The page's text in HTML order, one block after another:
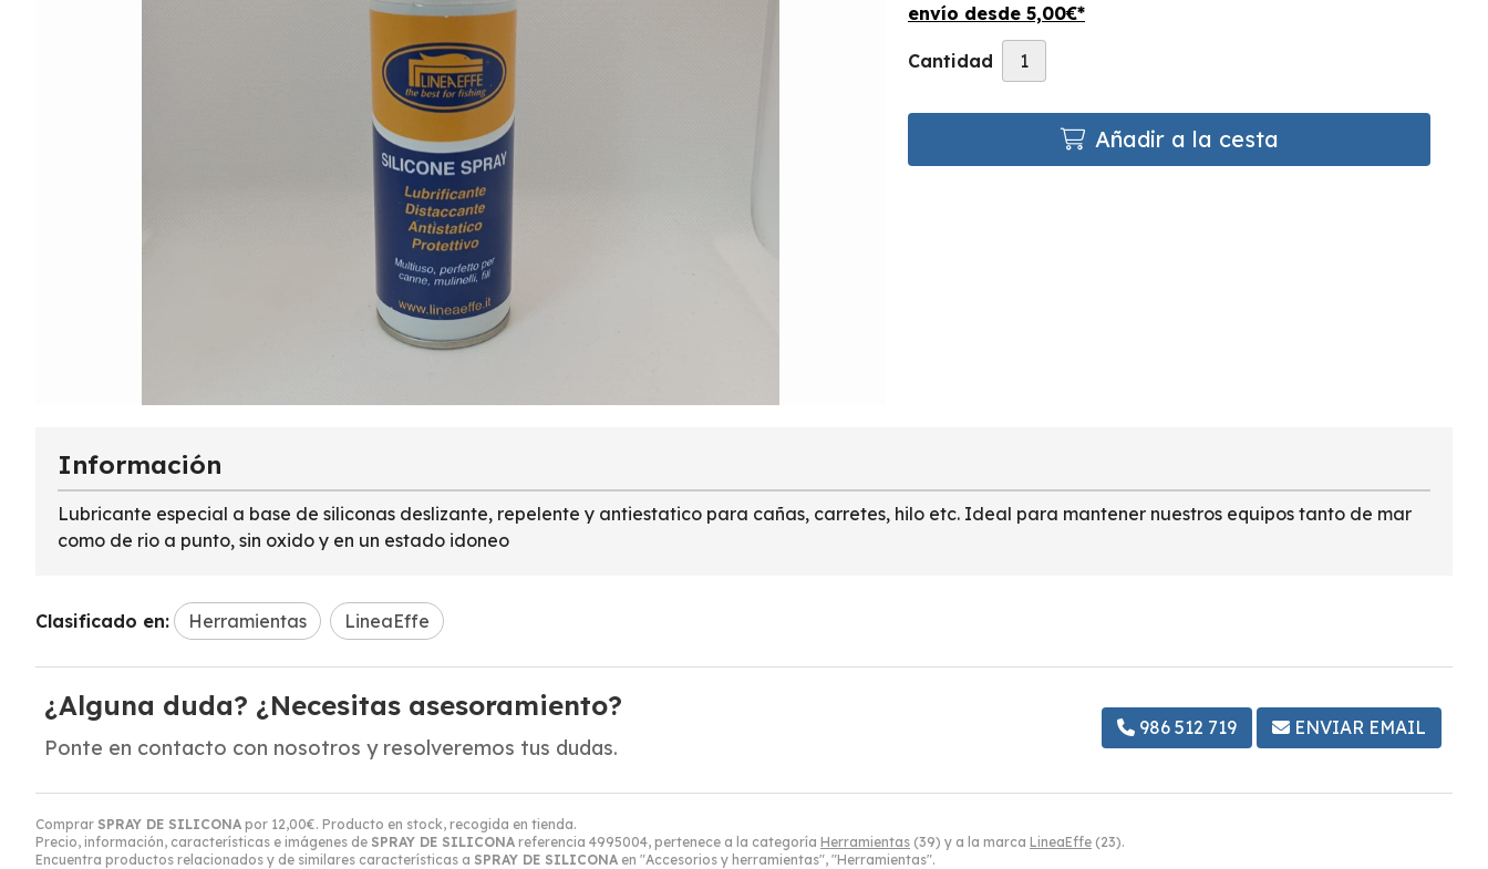
envío desde 5,00€*
Cantidad
Añadir a la cesta
Comprar SPRAY DE SILICONA por 12,00€. Producto en stock, recogida en tienda.
Precio, información, características e imágenes de SPRAY DE SILICONA referencia 4995004, pertenece a la categoría Herramientas (39) y a la marca LineaEffe (23).
Encuentra productos relacionados y de similares características a SPRAY DE SILICONA en "Accesorios y herramientas", "Herramientas".
Información
Lubricante especial a base de siliconas deslizante, repelente y antiestatico para cañas, carretes, hilo etc. Ideal para mantener nuestros equipos tanto de mar
como de rio a punto, sin oxido y en un estado idoneo
Clasificado en: Herramientas LineaEffe
¿Alguna duda? ¿Necesitas asesoramiento?
Ponte en contacto con nosotros y resolveremos tus dudas.
986 512 719 ENVIAR EMAIL